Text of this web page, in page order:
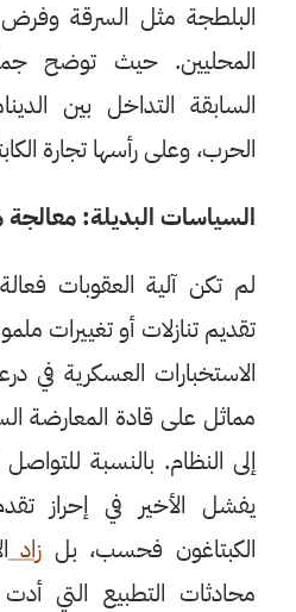
البلطجة مثل السرقة وفرض
المحليين. حيث توضح جملة
السابقة التداخل بين
الحرب، وعلى رأسها تجارة
السياسات البديلة:
لم تكن آلية العقوبات
تقديم تنازلات أو تغييرات
الاستخبارات العسكرية في
مماثل على قادة المعارضة
إلى النظام. بالنسبة
يفشل الأخير في إحراز
الكبتاغون فحسب، بل زاد
محادثات التطبيع التي